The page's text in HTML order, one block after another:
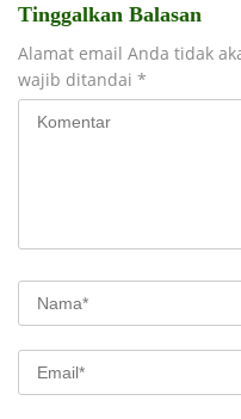
Tinggalkan Balasan
Alamat email Anda tidak
wajib ditandai *